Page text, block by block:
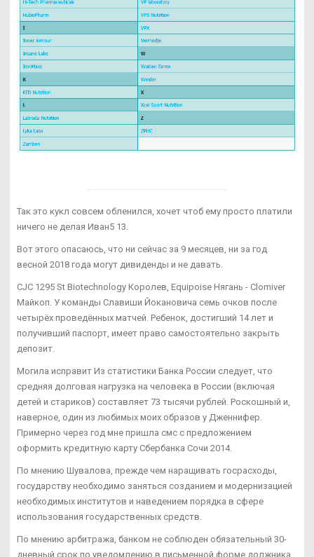
Так это кукл совсем обленился, хочет чтоб ему просто платили
ничего не делая Иван5 13.
Вот этого опасаюсь, что ни сейчас за 9 месяцев, ни за год
весной 2018 года могут дивиденды и не давать.
CJC 1295 St Biotechnology Королев, Equipoise Нягань - Clomiver
Майкоп. У команды Славиши Йокановича семь очков после
четырёх проведённых матчей. Ребенок, достигший 14 лет и
получивший паспорт, имеет право самостоятельно закрыть
депозит.
Могила исправит Из статистики Банка России следует, что
средняя долговая нагрузка на человека в России (включая
детей и стариков) составляет 73 тысячи рублей. Роскошный и,
наверное, один из любимых моих образов у Дженнифер.
Примерно через год мне пришла смс с предложением
оформить кредитную карту Сбербанка Сочи 2014.
По мнению Шувалова, прежде чем наращивать госрасходы,
государству необходимо заняться созданием и модернизацией
необходимых институтов и наведением порядка в сфере
использования государственных средств.
По мнению арбитража, банком не соблюден обязательный 30-
дневный срок по уведомлению в письменной форме должника